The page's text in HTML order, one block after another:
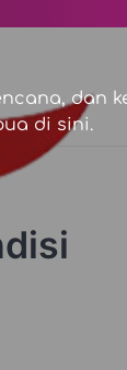
dan
di sini.